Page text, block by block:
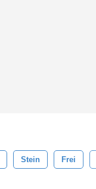
Stein Frei